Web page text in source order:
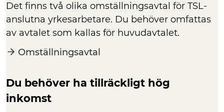
Det finns två olika omställningsavtal för TSL-
anslutna yrkesarbetare. Du behöver omfattas
av avtalet som kallas för huvudavtalet.
Omställningsavtal
Du behöver ha tillräckligt hög
inkomst